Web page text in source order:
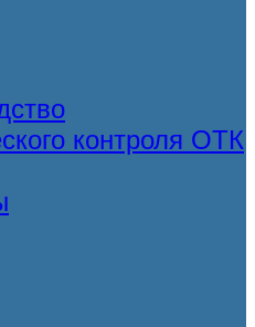
контроля ОТК